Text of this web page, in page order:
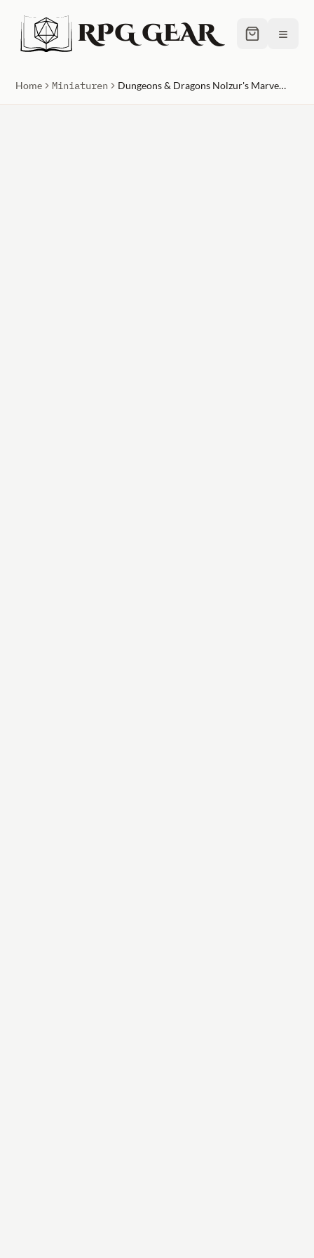
RPG GEAR ≡
Home Miniaturen Dungeons & Dragons Nolzur's Marvelous Unpainted Miniatures (W11) Male Human Ranger